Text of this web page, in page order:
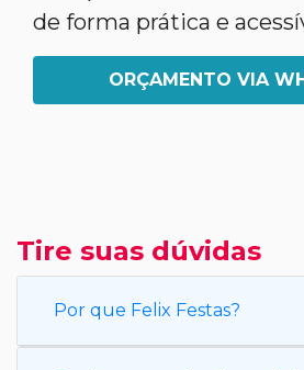
de forma prática e
ORÇAMENTO VIA
Tire suas dúvidas
Por que Felix Festas?